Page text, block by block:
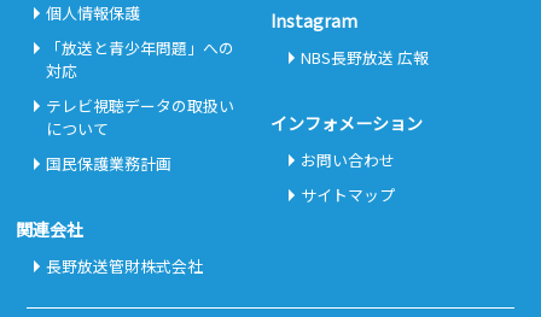
個人情報保護
「放送と青少年問題」への
対応
テレビ視聴データの取扱い
について
国民保護業務計画
関連会社
長野放送管財株式会社
Instagram
NBS長野放送 広報
インフォメーション
お問い合わせ
サイトマップ